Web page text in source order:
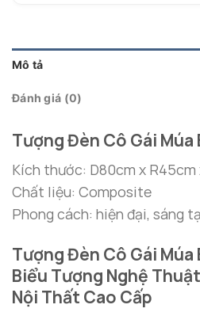
Mô tả
Đánh giá (0)
Tượng Đèn Cô Gái
Kích thước: D80cm x R45cm
Chất liệu: Composite
Phong cách: hiện đại, sáng
Tượng Đèn Cô Gái Múa
Biểu Tượng Nghệ
Nội Thất Cao Cấp